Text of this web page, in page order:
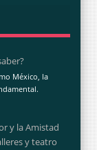
México, la
y la Amistad
y teatro